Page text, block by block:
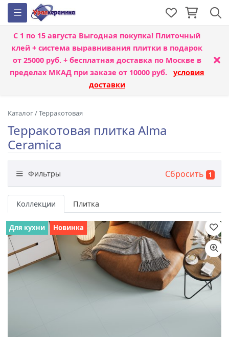
С 1 по 15 августа Выгодная покупка! Плиточный
клей + система выравнивания плитки в подарок
от 25000 руб. + бесплатная доставка по Москве в
пределах МКАД при заказе от 10000 руб. условия
доставки
×
Каталог/Терракотовая
Терракотовая плитка Alma
Ceramica
Фильтры Сбросить 1
Бренд
Назначение
Цвет
Коллекции Плитка
Для кухни Новинка